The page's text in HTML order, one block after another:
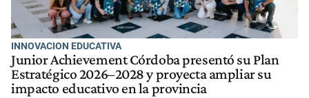
INNOVACION EDUCATIVA
Junior Achievement Córdoba presentó su Plan
Estratégico 2026–2028 y proyecta ampliar su
impacto educativo en la provincia